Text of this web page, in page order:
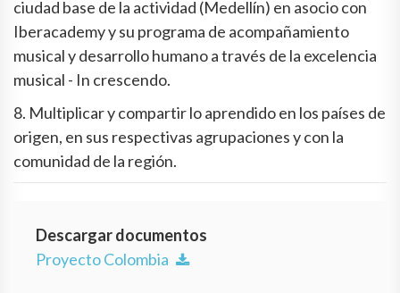
ciudad base de la actividad (Medellín) en asocio con
Iberacademy y su programa de acompañamiento
musical y desarrollo humano a través de la excelencia
musical - In crescendo.
8. Multiplicar y compartir lo aprendido en los países de
origen, en sus respectivas agrupaciones y con la
comunidad de la región.
Descargar documentos
Proyecto Colombia